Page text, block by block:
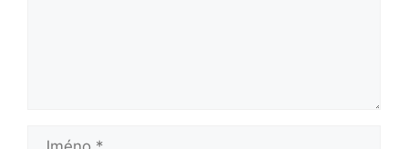
Jméno